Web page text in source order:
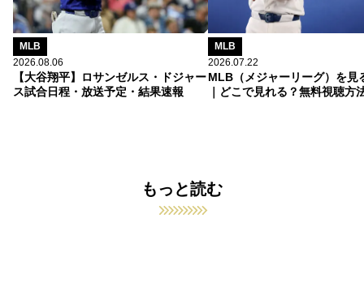
MLB
2026.08.06
【大谷翔平】ロサンゼルス・ドジャー
ス試合日程・放送予定・結果速報
MLB
2026.07.22
MLB（メジャーリーグ）を見
｜どこで見れる？無料視聴方
もっと読む